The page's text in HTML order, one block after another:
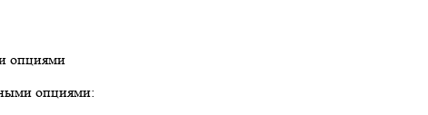
опциями: